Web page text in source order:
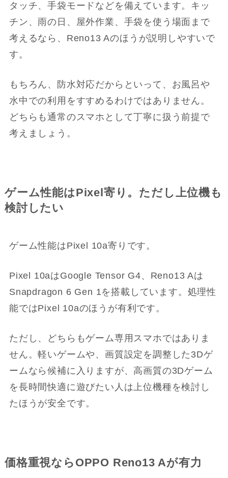
タッチ、手袋モードなどを備えています。キッ
チン、雨の日、屋外作業、手袋を使う場面まで
考えるなら、Reno13 Aのほうが説明しやすいで
す。
もちろん、防水対応だからといって、お風呂や
水中での利用をすすめるわけではありません。
どちらも通常のスマホとして丁寧に扱う前提で
考えましょう。
ゲーム性能はPixel寄り。ただし上位機も
検討したい
ゲーム性能はPixel 10a寄りです。
Pixel 10aはGoogle Tensor G4、Reno13 Aは
Snapdragon 6 Gen 1を搭載しています。処理性
能ではPixel 10aのほうが有利です。
ただし、どちらもゲーム専用スマホではありま
せん。軽いゲームや、画質設定を調整した3Dゲ
ームなら候補に入りますが、高画質の3Dゲーム
を長時間快適に遊びたい人は上位機種を検討し
たほうが安全です。
価格重視ならOPPO Reno13 Aが有力